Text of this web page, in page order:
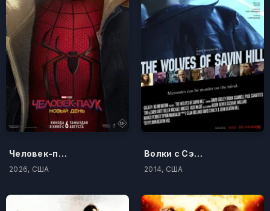
Человек-паук: Новый день
2026, США
Волки с Сэйвин-Хилл
2014, США